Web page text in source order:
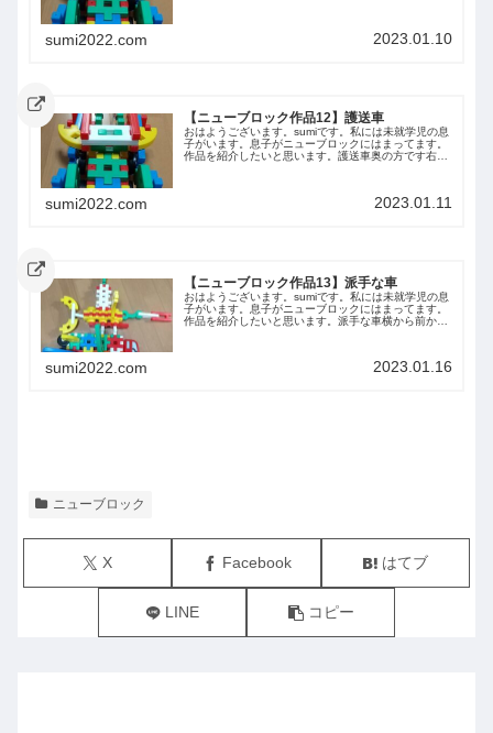
sumi2022.com 2023.01.10
【ニューブロック作品12】護送車
おはようございます。sumiです。私には未就学児の息
子がいます。息子がニューブロックにはまってます。
作品を紹介したいと思います。護送車奥の方です右か
sumi2022.com 2023.01.11
【ニューブロック作品13】派手な車
おはようございます。sumiです。私には未就学児の息
子がいます。息子がニューブロックにはまってます。
作品を紹介したいと思います。派手な車横から前から
sumi2022.com 2023.01.16
ニューブロック
X Facebook はてブ
LINE コピー